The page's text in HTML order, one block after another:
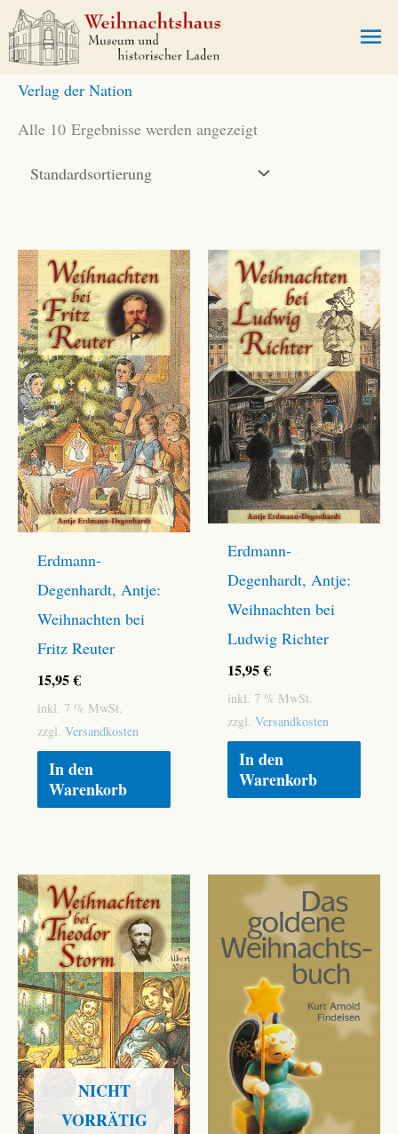
Zum
Inhalt
springen
Verlag der Nation
Alle 10 Ergebnisse werden angezeigt
Erdmann-
Degenhardt, Antje:
Weihnachten bei
Fritz Reuter
15,95€
inkl. 7 % MwSt.
zzgl. Versandkosten
In den
Warenkorb
Erdmann-
Degenhardt, Antje:
Weihnachten bei
Ludwig Richter
15,95€
inkl. 7 % MwSt.
zzgl. Versandkosten
In den
Warenkorb
NICHT
VORRÄTIG